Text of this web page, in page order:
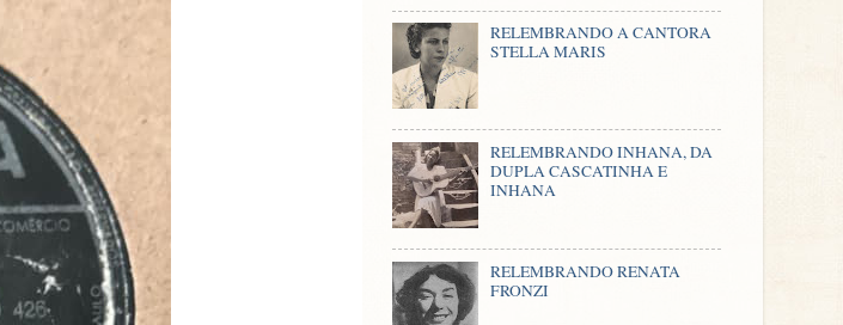
RELEMBRANDO A CANTORA
STELLA MARIS
RELEMBRANDO INHANA, DA
DUPLA CASCATINHA E
INHANA
RELEMBRANDO RENATA
FRONZI